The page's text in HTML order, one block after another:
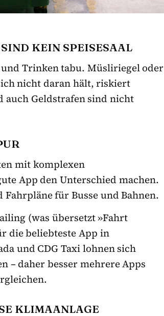
KEIN SPEISESAAL
Trinken tabu. Müsliriegel oder
nicht daran hält, riskiert
Geldstrafen sind nicht
mit komplexen
App den Unterschied machen.
für Busse und Bahnen.
(was übersetzt »Fahrt
die beliebteste App in
und CDG Taxi lohnen sich
– daher besser mehrere Apps
KLIMAANLAGE